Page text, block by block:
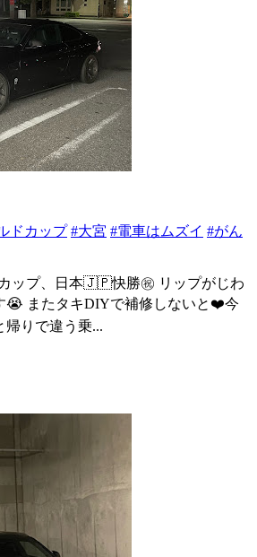
ドカップ #大宮 #電車はムズイ #がん
ップ、日本🇯🇵快勝㊗️ リップがじわ
😭 またタキDIYで補修しないと❤️今
帰りで違う乗...